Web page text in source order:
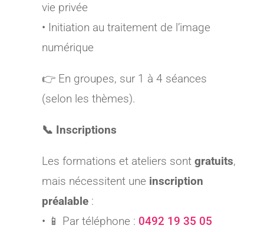
vie privée
• Initiation au traitement de l’image
numérique
👉 En groupes, sur 1 à 4 séances
(selon les thèmes).
📞 Inscriptions
Les formations et ateliers sont gratuits,
mais nécessitent une inscription
préalable:
• 📱 Par téléphone : 0492 19 35 05